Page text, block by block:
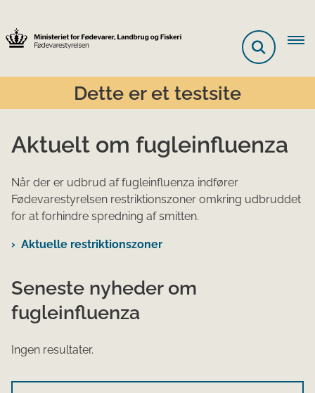
Dette er et testsite
Aktuelt om fugleinfluenza
Når der er udbrud af fugleinfluenza indfører
Fødevarestyrelsen restriktionszoner omkring udbruddet
for at forhindre spredning af smitten.
Aktuelle restriktionszoner
Seneste nyheder om
fugleinfluenza
Ingen resultater.